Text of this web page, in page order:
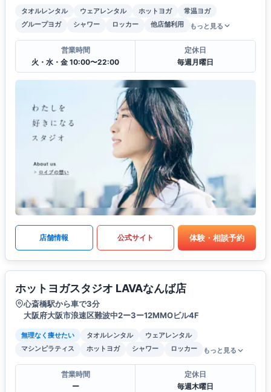
タオルレンタル ウェアレンタル ホットヨガ
常温ヨガ
グループヨガ
シャワー ロッカー 他店舗利用 もっと見る
営業時間
火・水・金 10:00〜22:00
定休日
毎週月曜日
店舗情報 公式サイト 体験・相談予約
ホットヨガスタジオ LAVAなんば店
心斎橋駅から車で3分
大阪府大阪市浪速区難波中2ー3ー12MMOビル4F
無理なく痩せたい タオルレンタル
ウェアレンタル
マシンピラティス
ホットヨガ シャワー ロッカー もっと見る
営業時間
ー
定休日
毎週木曜日